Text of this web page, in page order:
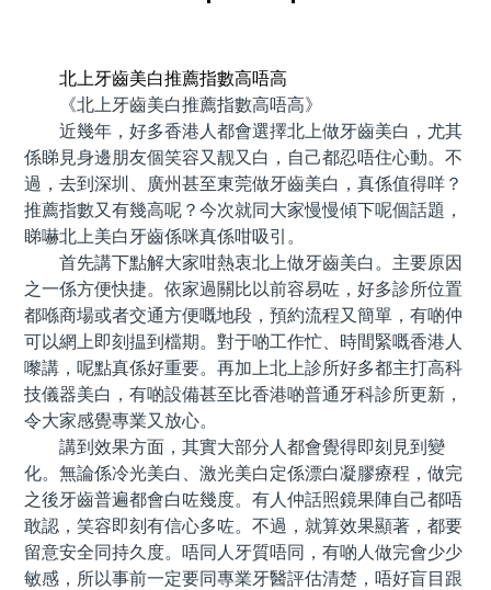
北上牙齒美白推薦指數高唔高
《北上牙齒美白推薦指數高唔高》
近幾年，好多香港人都會選擇北上做牙齒美白，尤其
係睇見身邊朋友個笑容又靓又白，自己都忍唔住心動。不
過，去到深圳、廣州甚至東莞做牙齒美白，真係值得咩？
推薦指數又有幾高呢？今次就同大家慢慢傾下呢個話題，
睇嚇北上美白牙齒係咪真係咁吸引。
首先講下點解大家咁熱衷北上做牙齒美白。主要原因
之一係方便快捷。依家過關比以前容易咗，好多診所位置
都喺商場或者交通方便嘅地段，預約流程又簡單，有啲仲
可以網上即刻揾到檔期。對于啲工作忙、時間緊嘅香港人
嚟講，呢點真係好重要。再加上北上診所好多都主打高科
技儀器美白，有啲設備甚至比香港啲普通牙科診所更新，
令大家感覺專業又放心。
講到效果方面，其實大部分人都會覺得即刻見到變
化。無論係冷光美白、激光美白定係漂白凝膠療程，做完
之後牙齒普遍都會白咗幾度。有人仲話照鏡果陣自己都唔
敢認，笑容即刻有信心多咗。不過，就算效果顯著，都要
留意安全同持久度。唔同人牙質唔同，有啲人做完會少少
敏感，所以事前一定要同專業牙醫評估清楚，唔好盲目跟